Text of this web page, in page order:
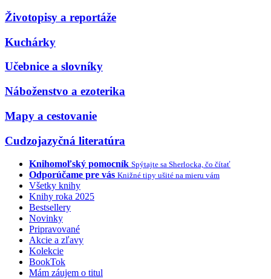
Životopisy a reportáže
Kuchárky
Učebnice a slovníky
Náboženstvo a ezoterika
Mapy a cestovanie
Cudzojazyčná literatúra
Knihomoľský pomocník Spýtajte sa Sherlocka, čo čítať
Odporúčame pre vás Knižné tipy ušité na mieru vám
Všetky knihy
Knihy roka 2025
Bestsellery
Novinky
Pripravované
Akcie a zľavy
Kolekcie
BookTok
Mám záujem o titul